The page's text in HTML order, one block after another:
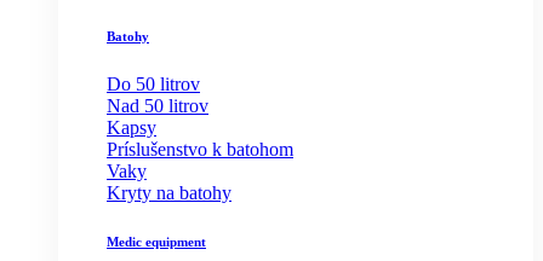
Batohy
Do 50 litrov
Nad 50 litrov
Kapsy
Príslušenstvo k batohom
Vaky
Kryty na batohy
Medic equipment